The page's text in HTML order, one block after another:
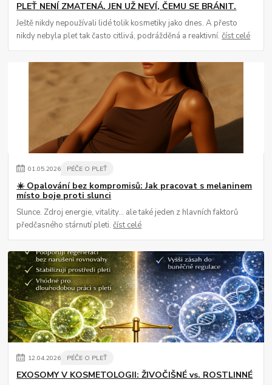
PLEŤ NENÍ ZMATENÁ. JEN UŽ NEVÍ, ČEMU SE BRÁNIT.
Ještě nikdy nepoužívali lidé tolik kosmetiky jako dnes. A přesto
nikdy nebyla pleť tak často citlivá, podrážděná a reaktivní.číst celé
01.05.2026 PÉČE O PLEŤ
☀️ Opalování bez kompromisů: Jak pracovat s melaninem
místo boje proti slunci
Slunce. Zdroj energie, vitality… ale také jeden z hlavních faktorů
předčasného stárnutí pleti.číst celé
12.04.2026 PÉČE O PLEŤ
EXOSOMY V KOSMETOLOGII: ŽIVOČIŠNÉ vs. ROSTLINNÉ